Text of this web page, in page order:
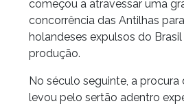
começou a atravessar uma
concorrência das Antilhas
holandeses expulsos do
produção.
No século seguinte, a procura
levou pelo sertão adentro